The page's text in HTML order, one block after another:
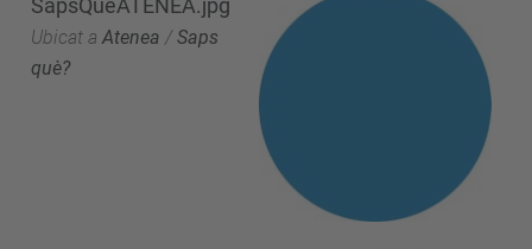
SapsQueATENEA.jpg
Ubicat a Atenea /Saps
què?